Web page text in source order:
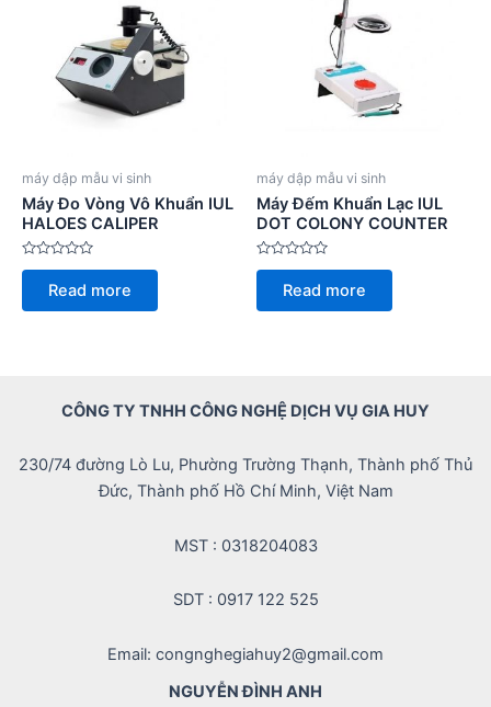
máy dập mẫu vi sinh
Máy Đo Vòng Vô Khuẩn IUL
HALOES CALIPER
Rated
of
Read more
máy dập mẫu vi sinh
Máy Đếm Khuẩn Lạc IUL
DOT COLONY COUNTER
Rated
of
Read more
CÔNG TY TNHH CÔNG NGHỆ DỊCH VỤ GIA HUY
230/74 đường Lò Lu, Phường Trường Thạnh, Thành phố Thủ
Đức, Thành phố Hồ Chí Minh, Việt Nam
MST : 0318204083
SDT : 0917 122 525
Email: congnghegiahuy2@gmail.com
NGUYỄN ĐÌNH ANH